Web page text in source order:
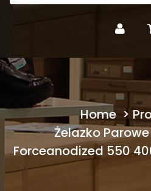
Home>
Żelazko
Forceanodized 550